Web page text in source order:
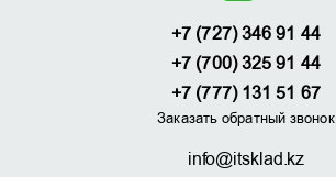
+7 (727) 346 91 44
+7 (700) 325 91 44
+7 (777) 131 51 67
Заказать обратный звонок
info@itsklad.kz